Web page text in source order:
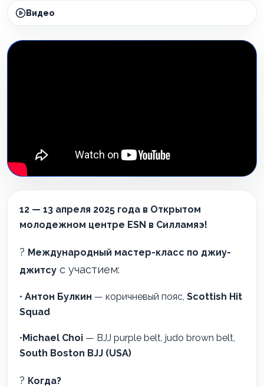
Видео
12 — 13 апреля 2025 года в Открытом
молодежном центре ESN в Силламяэ!
? Международный мастер-класс по джиу-
джитсу с участием:
• Антон Булкин — коричневый пояс, Scottish Hit
Squad
•Michael Choi — BJJ purple belt, judo brown belt,
South Boston BJJ (USA)
? Когда?